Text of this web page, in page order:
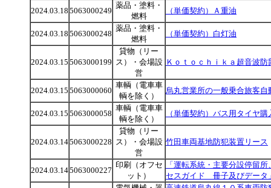
2024.03.18 5063000249
薬品・塗料・
燃料
（単価契約）Ａ重油
2024.03.18 5063000248
薬品・塗料・
燃料
（単価契約）白灯油
2024.03.15 5063000199
貸物（リー
ス）・会場設
営
Ｋｏｔｏｃｈｉｋａ超音波防
2024.03.15 5063000060
車輌（電車車
輌を除く）
烏丸営業所の一般乗合旅客自
2024.03.15 5063000058
車輌（電車車
輌を除く）
（単価契約）バス用タイヤ購
2024.03.145063000228
貸物（リー
ス）・会場設
営
竹田車両基地防犯装置リース
2024.03.145063000227
印刷（オフセ
ット）
「運転系統・主要分設停留
セスガイド 冊子及びデータ